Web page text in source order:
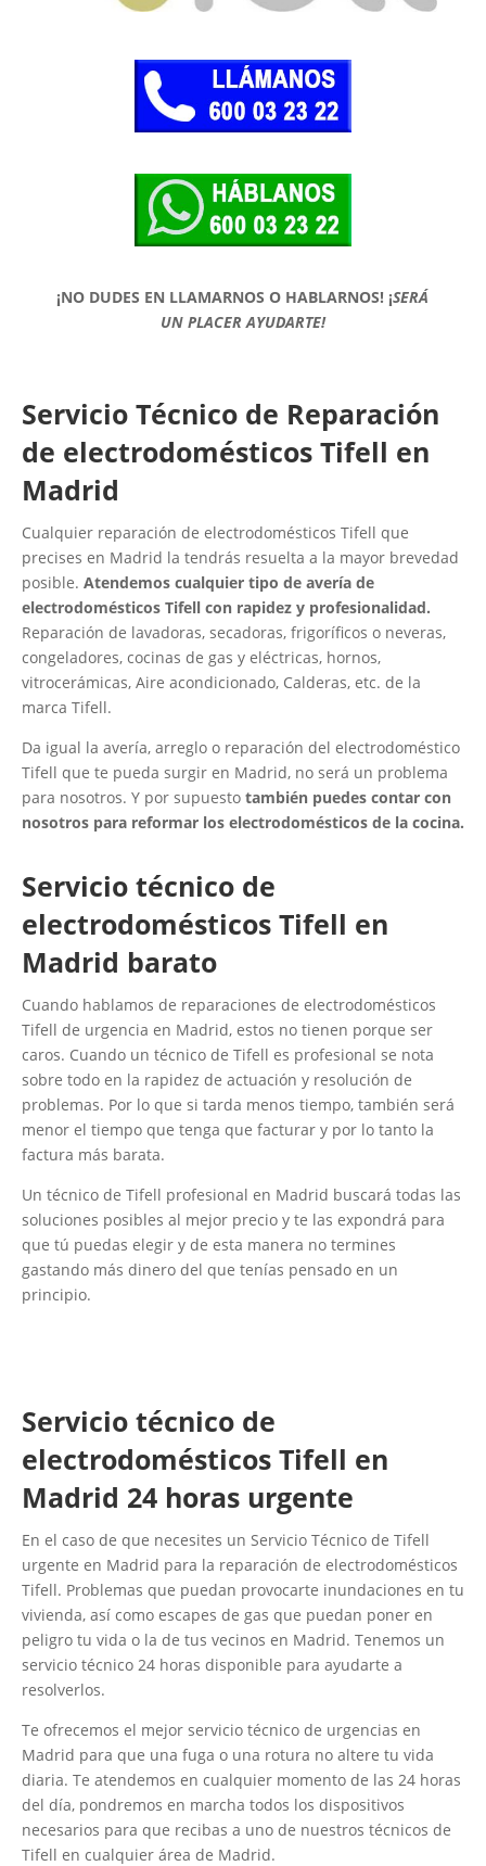
¡NO DUDES EN LLAMARNOS O HABLARNOS! ¡SERÁ
UN PLACER AYUDARTE!
Servicio Técnico de Reparación
de electrodomésticos Tifell en
Madrid
Cualquier reparación de electrodomésticos Tifell que
precises en Madrid la tendrás resuelta a la mayor brevedad
posible. Atendemos cualquier tipo de avería de
electrodomésticos Tifell con rapidez y profesionalidad.
Reparación de lavadoras, secadoras, frigoríficos o neveras,
congeladores, cocinas de gas y eléctricas, hornos,
vitrocerámicas, Aire acondicionado, Calderas, etc. de la
marca Tifell.
Da igual la avería, arreglo o reparación del electrodoméstico
Tifell que te pueda surgir en Madrid, no será un problema
para nosotros. Y por supuesto también puedes contar con
nosotros para reformar los electrodomésticos de la cocina.
Servicio técnico de
electrodomésticos Tifell en
Madrid barato
Cuando hablamos de reparaciones de electrodomésticos
Tifell de urgencia en Madrid, estos no tienen porque ser
caros. Cuando un técnico de Tifell es profesional se nota
sobre todo en la rapidez de actuación y resolución de
problemas. Por lo que si tarda menos tiempo, también será
menor el tiempo que tenga que facturar y por lo tanto la
factura más barata.
Un técnico de Tifell profesional en Madrid buscará todas las
soluciones posibles al mejor precio y te las expondrá para
que tú puedas elegir y de esta manera no termines
gastando más dinero del que tenías pensado en un
principio.
Servicio técnico de
electrodomésticos Tifell en
Madrid 24 horas urgente
En el caso de que necesites un Servicio Técnico de Tifell
urgente en Madrid para la reparación de electrodomésticos
Tifell. Problemas que puedan provocarte inundaciones en tu
vivienda, así como escapes de gas que puedan poner en
peligro tu vida o la de tus vecinos en Madrid. Tenemos un
servicio técnico 24 horas disponible para ayudarte a
resolverlos.
Te ofrecemos el mejor servicio técnico de urgencias en
Madrid para que una fuga o una rotura no altere tu vida
diaria. Te atendemos en cualquier momento de las 24 horas
del día, pondremos en marcha todos los dispositivos
necesarios para que recibas a uno de nuestros técnicos de
Tifell en cualquier área de Madrid.